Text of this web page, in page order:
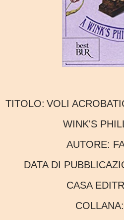
TITOLO: VOLI
WINK'S
AUTORE:
DATA DI
CASA
COLLANA: